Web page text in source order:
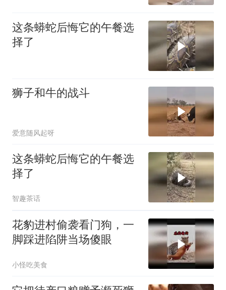
这条蟒蛇后悔它的午餐选
择了
狮子和牛的战斗
爱意随风起呀
这条蟒蛇后悔它的午餐选
择了
智趣茶话
花豹进村偷袭看门狗，一
脚踩进陷阱当场傻眼
小怪吃美食